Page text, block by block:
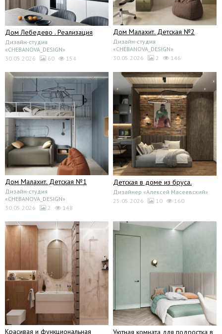
Дом Лебедево . Реализация
Дизайн-студия
«CHEBANOVA_DESIGN»
30.05.2026
60 154
Дом Малахит. Детская №2
Дизайн-студия
«CHEBANOVA_DESIGN»
30.05.2026
2 146
Дом Малахит. Детская №1
Дизайн-студия
«CHEBANOVA_DESIGN»
30.05.2026
2 148
Детская в доме из бруса.
Дизайнер «Алексей Масеевский»
25.05.2026
10 160
Красивая и функциональная